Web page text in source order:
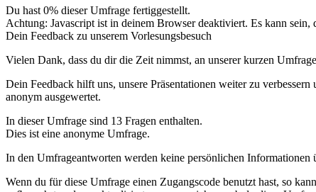
Du hast 0% dieser Umfrage fertiggestellt.
Achtung: Javascript ist in deinem Browser deaktiviert. Es kann
Dein Feedback zu unserem Vorlesungsbesuch
Vielen Dank, dass du dir die Zeit nimmst, an unserer kurzen
Dein Feedback hilft uns, unsere Präsentationen weiter zu
anonym ausgewertet.
In dieser Umfrage sind 13 Fragen enthalten.
Dies ist eine anonyme Umfrage.
In den Umfrageantworten werden keine persönlichen
Wenn du für diese Umfrage einen Zugangscode benutzt hast, so